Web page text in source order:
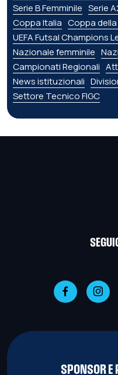
Serie B Femminile Serie
Coppa Italia Coppa
UEFA Futsal Champions
Nazionale femminile
Campionati Regionali
News istituzionali
Settore Tecnico FIGC
SPONSOR E